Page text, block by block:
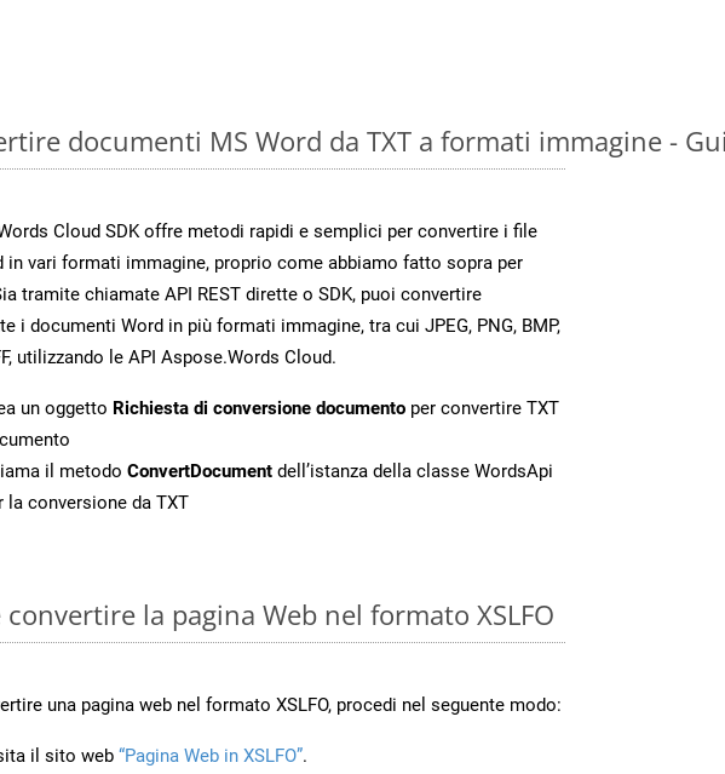
documenti MS Word da TXT a formati immagine -
Cloud SDK offre metodi rapidi e semplici per convertire i file
in vari formati immagine, proprio come abbiamo fatto sopra per
tramite chiamate API REST dirette o SDK, puoi convertire
i documenti Word in più formati immagine, tra cui JPEG, PNG, BMP,
utilizzando le API Aspose.Words Cloud.
un oggetto Richiesta di conversione documento per convertire TXT
il metodo ConvertDocument dell’istanza della classe WordsApi
la conversione da TXT
convertire la pagina Web nel formato XSLFO
una pagina web nel formato XSLFO, procedi nel seguente modo:
il sito web “Pagina Web in XSLFO”.